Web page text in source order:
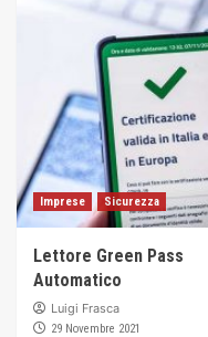
Imprese Sicurezza
Lettore Green Pass
Automatico
Luigi Frasca
29 Novembre 2021